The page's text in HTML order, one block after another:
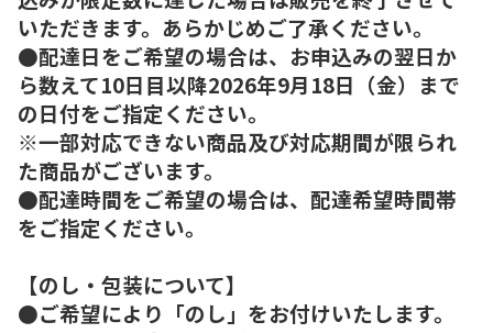
いただきます。あらかじめご了承ください。
●配達日をご希望の場合は、お申込みの翌日か
ら数えて10日目以降2026年9月18日（金）まで
の日付をご指定ください。
※一部対応できない商品及び対応期間が限られ
た商品がございます。
●配達時間をご希望の場合は、配達希望時間帯
をご指定ください。
【のし・包装について】
●ご希望により「のし」をお付けいたします。